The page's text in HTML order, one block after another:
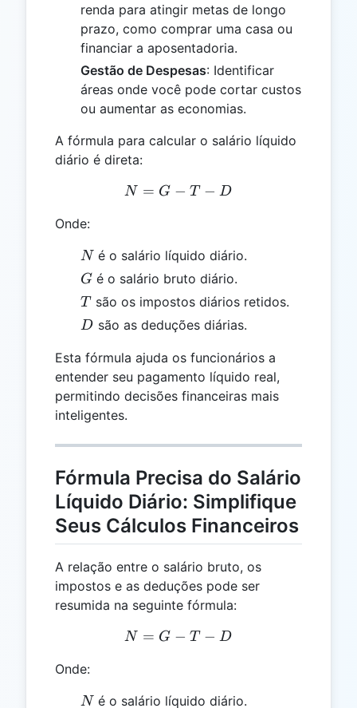
renda para atingir metas de longo
prazo, como comprar uma casa ou
financiar a aposentadoria.
Gestão de Despesas: Identificar
áreas onde você pode cortar custos
ou aumentar as economias.
A fórmula para calcular o salário líquido
diário é direta:
N = G - T - D
N = G − T − D
Onde:
N
N é o salário líquido diário.
G
G é o salário bruto diário.
T
T são os impostos diários retidos.
D
D são as deduções diárias.
Esta fórmula ajuda os funcionários a
entender seu pagamento líquido real,
permitindo decisões financeiras mais
inteligentes.
Fórmula Precisa do Salário
Líquido Diário: Simplifique
Seus Cálculos Financeiros
A relação entre o salário bruto, os
impostos e as deduções pode ser
resumida na seguinte fórmula:
N = G - T - D
N = G − T − D
Onde:
N
N é o salário líquido diário.